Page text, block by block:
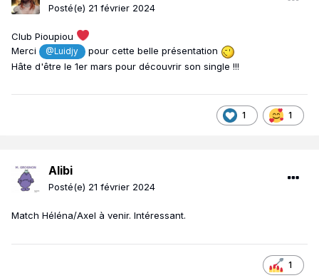
Posté(e) 21 février 2024
Club Pioupiou
Merci
@Luidjy
pour cette belle présentation
Hâte d'être le 1er mars pour découvrir son single !!!
1 1
Alibi
Posté(e) 21 février 2024
Match Héléna/Axel à venir. Intéressant.
1